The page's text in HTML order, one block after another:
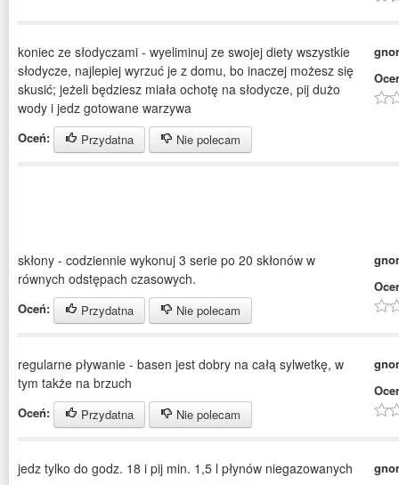
koniec ze słodyczami - wyeliminuj ze swojej diety wszystkie
słodycze, najlepiej wyrzuć je z domu, bo inaczej możesz się
skusić; jeżeli będziesz miała ochotę na słodycze, pij dużo
wody i jedz gotowane warzywa
Oceń: Przydatna Nie polecam
skłony - codziennie wykonuj 3 serie po 20 skłonów w
równych odstępach czasowych.
Oceń: Przydatna Nie polecam
regularne pływanie - basen jest dobry na całą sylwetkę, w
tym także na brzuch
Oceń: Przydatna Nie polecam
jedz tylko do godz. 18 i pij min. 1,5 l płynów niegazowanych